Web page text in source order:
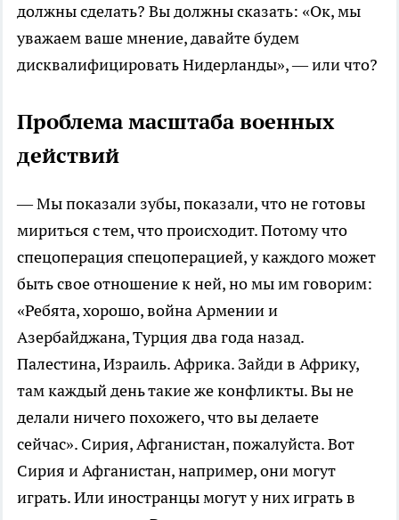
должны сделать? Вы должны сказать: «Ок, мы
уважаем ваше мнение, давайте будем
дисквалифицировать Нидерланды», — или что?
Проблема масштаба военных
действий
— Мы показали зубы, показали, что не готовы
мириться с тем, что происходит. Потому что
спецоперация спецоперацией, у каждого может
быть свое отношение к ней, но мы им говорим:
«Ребята, хорошо, война Армении и
Азербайджана, Турция два года назад.
Палестина, Израиль. Африка. Зайди в Африку,
там каждый день такие же конфликты. Вы не
делали ничего похожего, что вы делаете
сейчас». Сирия, Афганистан, пожалуйста. Вот
Сирия и Афганистан, например, они могут
играть. Или иностранцы могут у них играть в